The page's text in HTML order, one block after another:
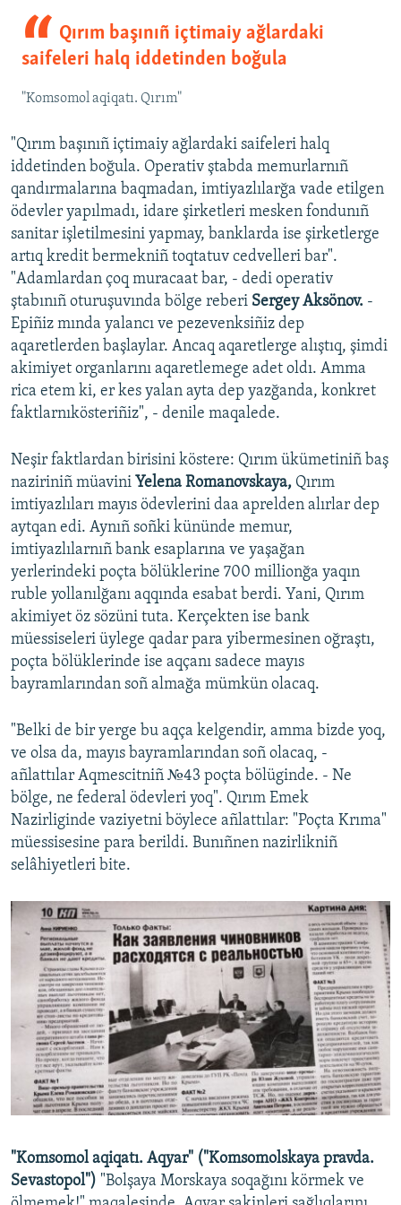
Qırım başınıñ içtimaiy ağlardaki
saifeleri halq iddetinden boğula
"Komsomol aqiqatı. Qırım"
"Qırım başınıñ içtimaiy ağlardaki saifeleri halq
iddetinden boğula. Operativ ştabda memurlarnıñ
qandırmalarına baqmadan, imtiyazlılarğa vade etilgen
ödevler yapılmadı, idare şirketleri mesken fondunıñ
sanitar işletilmesini yapmay, banklarda ise şirketlerge
artıq kredit bermekniñ toqtatuv cedvelleri bar".
"Adamlardan çoq muracaat bar, - dedi operativ
ştabınıñ oturuşuvında bölge reberi Sergey Aksönov. -
Epiñiz mında yalancı ve pezevenksiñiz dep
aqaretlerden başlaylar. Ancaq aqaretlerge alıştıq, şimdi
akimiyet organlarını aqaretlemege adet oldı. Amma
rica etem ki, er kes yalan ayta dep yazğanda, konkret
faktlarnıkösteriñiz", - denile maqalede.
Neşir faktlardan birisini köstere: Qırım ükümetiniñ baş
naziriniñ müavini Yelena Romanovskaya, Qırım
imtiyazlıları mayıs ödevlerini daa aprelden alırlar dep
aytqan edi. Aynıñ soñki kününde memur,
imtiyazlılarnıñ bank esaplarına ve yaşağan
yerlerindeki poçta bölüklerine 700 millionğa yaqın
ruble yollanılğanı aqqında esabat berdi. Yani, Qırım
akimiyet öz sözüni tuta. Kerçekten ise bank
müessiseleri üylege qadar para yibermesinen oğraştı,
poçta bölüklerinde ise aqçanı sadece mayıs
bayramlarından soñ almağa mümkün olacaq.
"Belki de bir yerge bu aqça kelgendir, amma bizde yoq,
ve olsa da, mayıs bayramlarından soñ olacaq, -
añlattılar Aqmescitniñ №43 poçta bölüginde. - Ne
bölge, ne federal ödevleri yoq". Qırım Emek
Nazirliginde vaziyetni böylece añlattılar: "Poçta Krıma"
müessisesine para berildi. Bunıñnen nazirlikniñ
selâhiyetleri bite.
"Komsomol aqiqatı. Aqyar" ("Komsomolskaya pravda.
Sevastopol") "Bolşaya Morskaya soqağını körmek ve